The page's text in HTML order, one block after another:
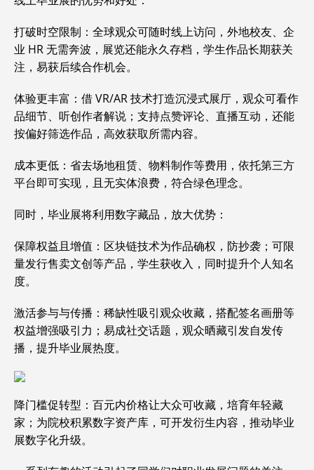
打破时空限制：全球观众可随时线上访问，外地校友、企
业 HR 无需奔波，展览还能永久存档，学生作品长期获关
注，易获后续合作机会。
体验更丰富：借 VR/AR 技术打造沉浸式展厅，观众可看作
品细节、听创作者解说；支持点赞评论、直播互动，还能
按偏好筛选作品，高效获取所需内容。
成本更低：省去场地租赁、物料制作等费用，依托第三方
平台即可实现，且无实体浪费，符合绿色理念。
同时，毕业展将利用数字藏品，放大优势：
保障权益且增值：区块链技术为作品确权，防抄袭；可限
量发行售卖文创等产品，学生获收入，同时提升个人知名
度。
激活参与与传播：稀缺性吸引观众收藏，搭配签名画册等
权益增强吸引力；易成社交话题，观众晒藏引发自发传
播，提升毕业展热度。
降门槛促转型：百元内价格让大众可收藏，培育年轻藏
家；为院校积累数字资产库，可开发衍生内容，推动毕业
展数字化升级。